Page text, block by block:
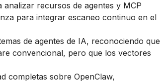
recursos de agentes y MCP
para integrar escaneo continuo en el
de agentes de IA, reconociendo que
convencional, pero que los vectores
completas sobre OpenClaw,